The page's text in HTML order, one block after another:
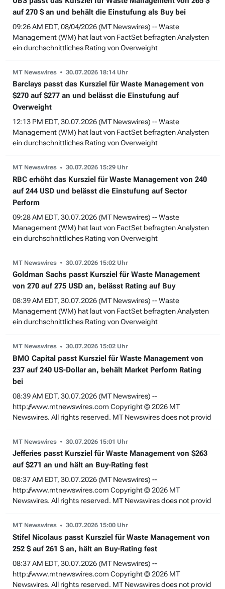
auf 270 $ an und behält die Einstufung als Buy bei
09:26 AM EDT, 08/04/2026 (MT Newswires) -- Waste
Management (WM) hat laut von FactSet befragten Analysten
ein durchschnittliches Rating von Overweight
MT Newswires 30.07.2026 18:14 Uhr
Barclays passt das Kursziel für Waste Management von
$270 auf $277 an und belässt die Einstufung auf
Overweight
12:13 PM EDT, 30.07.2026 (MT Newswires) -- Waste
Management (WM) hat laut von FactSet befragten Analysten
ein durchschnittliches Rating von Overweight
MT Newswires 30.07.2026 15:29 Uhr
RBC erhöht das Kursziel für Waste Management von 240
auf 244 USD und belässt die Einstufung auf Sector
Perform
09:28 AM EDT, 30.07.2026 (MT Newswires) -- Waste
Management (WM) hat laut von FactSet befragten Analysten
ein durchschnittliches Rating von Overweight
MT Newswires 30.07.2026 15:02 Uhr
Goldman Sachs passt Kursziel für Waste Management
von 270 auf 275 USD an, belässt Rating auf Buy
08:39 AM EDT, 30.07.2026 (MT Newswires) -- Waste
Management (WM) hat laut von FactSet befragten Analysten
ein durchschnittliches Rating von Overweight
MT Newswires 30.07.2026 15:02 Uhr
BMO Capital passt Kursziel für Waste Management von
237 auf 240 US-Dollar an, behält Market Perform Rating
bei
08:39 AM EDT, 30.07.2026 (MT Newswires) --
http://www.mtnewswires.com Copyright © 2026 MT
Newswires. All rights reserved. MT Newswires does not provid
MT Newswires 30.07.2026 15:01 Uhr
Jefferies passt Kursziel für Waste Management von $263
auf $271 an und hält an Buy-Rating fest
08:37 AM EDT, 30.07.2026 (MT Newswires) --
http://www.mtnewswires.com Copyright © 2026 MT
Newswires. All rights reserved. MT Newswires does not provid
MT Newswires 30.07.2026 15:00 Uhr
Stifel Nicolaus passt Kursziel für Waste Management von
252 $ auf 261 $ an, hält an Buy-Rating fest
08:37 AM EDT, 30.07.2026 (MT Newswires) --
http://www.mtnewswires.com Copyright © 2026 MT
Newswires. All rights reserved. MT Newswires does not provid